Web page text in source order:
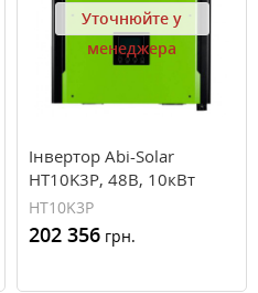
Уточнюйте у
менеджера
Інвертор Abi-Solar
НT10K3P, 48В, 10кВт
НT10K3P
202 356 грн.